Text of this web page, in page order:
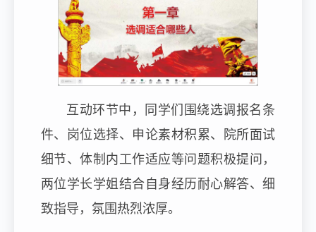
互动环节中，同学们围绕选调报名条
件、岗位选择、申论素材积累、院所面试
细节、体制内工作适应等问题积极提问，
两位学长学姐结合自身经历耐心解答、细
致指导，氛围热烈浓厚。